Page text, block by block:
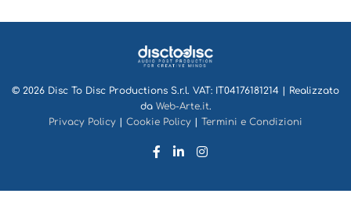
© 2026 Disc To Disc Productions S.r.l. VAT: IT04176181214 | Realizzato
da Web-Arte.it.
Privacy Policy | Cookie Policy | Termini e Condizioni